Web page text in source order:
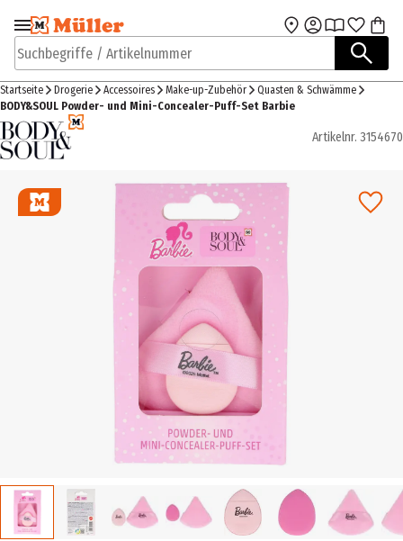
Zur Navigation
springen
Zum Hauptinhalt
Suchbegriffe / Artikelnummer
Startseite Drogerie Accessoires Make-up-Zubehör
Quasten & Schwämme
BODY&SOUL Powder- und Mini-Concealer-Puff-Set Barbie
Artikelnr. 3154670